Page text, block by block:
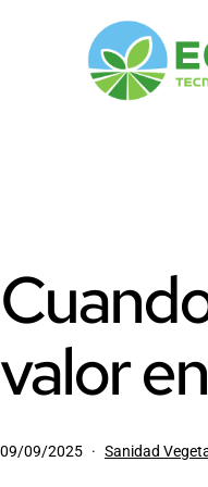
valor
Publicada
09/09/2025
Categorizado
Sanidad